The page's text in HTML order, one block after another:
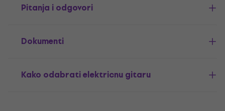
Pitanja i odgovori
Dokumenti
Kako odabrati elektricnu gitaru